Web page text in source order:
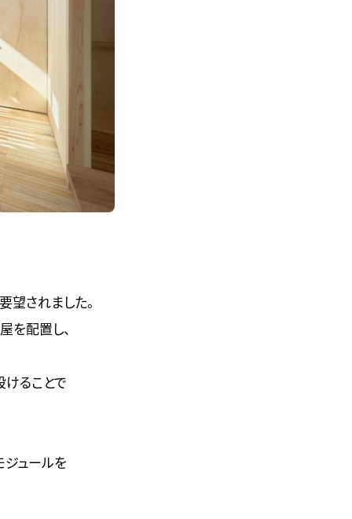
されました。
を配置し、
ることで
ュールを